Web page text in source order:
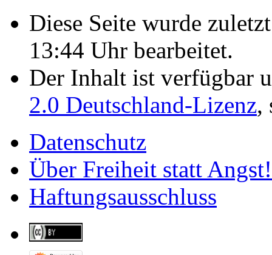
Diese Seite wurde
13:44 Uhr bearbeitet.
Der Inhalt ist verfügbar
2.0 Deutschland-Lizenz,
Datenschutz
Über Freiheit statt Angst!
Haftungsausschluss